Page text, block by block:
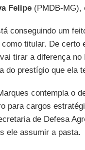
Felipe(PMDB-MG),
conseguindo um
como titular. De
tirar a diferença
do prestígio que ela
contempla o
para cargos
de Defesa
ele assumir a pasta.